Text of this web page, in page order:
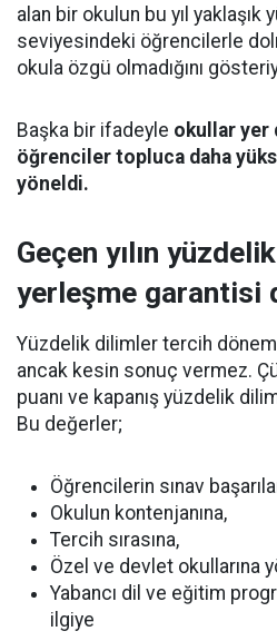
alan bir okulun bu yıl yaklaşık
seviyesindeki öğrencilerle
okula özgü olmadığını
Başka bir ifadeyle okullar yer
öğrenciler topluca daha
yöneldi.
Geçen yılın
yerleşme garantisi
Yüzdelik dilimler tercih
ancak kesin sonuç vermez.
puanı ve kapanış yüzdelik
Bu değerler;
Öğrencilerin sınav
Okulun kontenjanına,
Tercih sırasına,
Özel ve devlet okullarına
Yabancı dil ve eğitim
ilgiye